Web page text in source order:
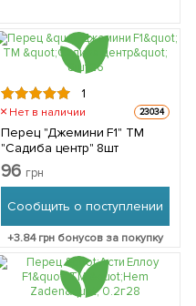
1
Нет в наличии 23034
Перец "Джемини F1" ТМ
"Садиба центр" 8шт
96 грн
Сообщить о поступлении
+3.84грн бонусов за покупку